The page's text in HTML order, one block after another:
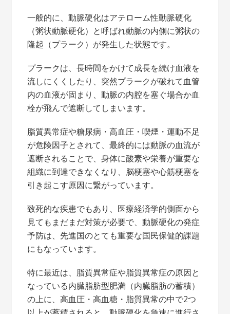
一般的に、動脈硬化はアテローム性動脈硬化
（粥状動脈硬化）と呼ばれ動脈の内側に粥状の
隆起（プラーク）が発生した状態です。
プラークは、長時間をかけて成長を続け血液を
流しにくくしたり、突然プラークが破れて血管
内の血液が固まり、動脈の内腔を塞ぐ場合か血
栓が飛んで遮断してしまいます。
脂質異常症や糖尿病・高血圧・喫煙・運動不足
が危険因子とされて、最終的には動脈の血流が
遮断されることで、身体に酸素や栄養が重要な
組織に到達できなくなり、脳梗塞や心筋梗塞を
引き起こす原因に繋がっています。
致死的な疾患でもあり、医療経済学的側面から
見てもまだまだ対策が必要で、動脈硬化の発症
予防は、先進国のとても重要な国民保健的課題
にもなっています。
特に最近は、脂質異常症や脂質異常症の原因と
なっている内臓脂肪型肥満（内臓脂肪の蓄積）
の上に、高血圧・高血糖・脂質異常の中で2つ